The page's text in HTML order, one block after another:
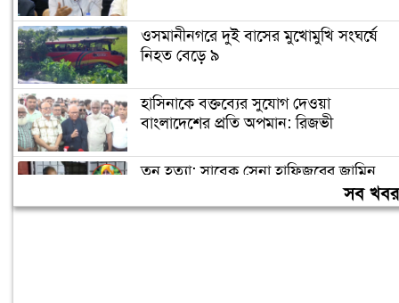
ওসমানীনগরে দুই বাসের মুখোমুখি সংঘর্ষে
নিহত বেড়ে ৯
হাসিনাকে বক্তব্যের সুযোগ দেওয়া
বাংলাদেশের প্রতি অপমান: রিজভী
তনু হত্যা: সাবেক সেনা হাফিজুরের জামিন
সব